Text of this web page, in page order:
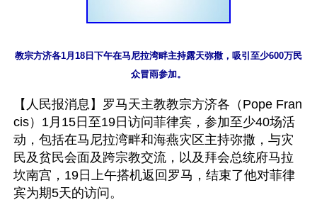
教宗方济各1月18日下午在马尼拉湾畔主持露天弥撒，吸引至少600万民
【人民报消息】罗马天主教教宗方济各（Pope Fran
cis）1月15日至19日访问菲律宾，参加至少40场活
动，包括在马尼拉湾畔和海燕灾区主持弥撒，与灾
民及贫民会面及跨宗教交流，以及拜会总统府马拉
坎南宫，19日上午搭机返回罗马，结束了他对菲律
宾为期5天的访问。